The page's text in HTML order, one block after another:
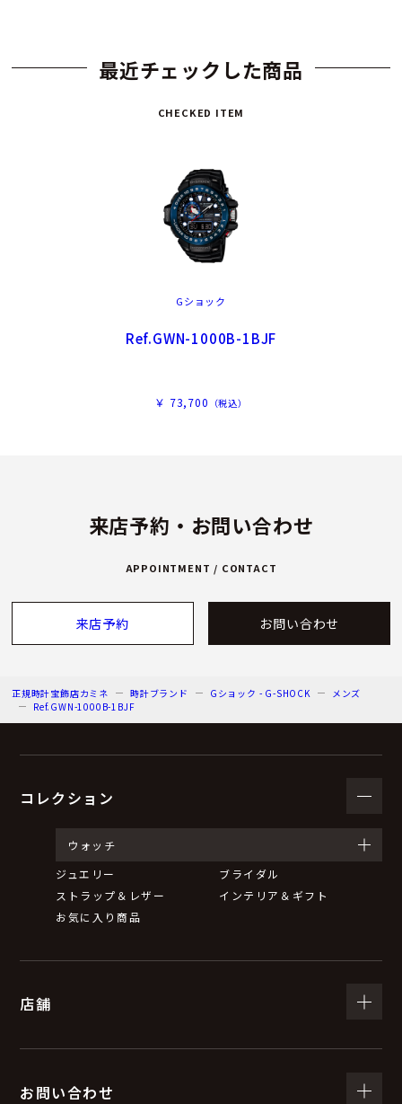
最近チェックした商品
CHECKED ITEM
Gショック
Ref.GWN-1000B-1BJF
￥ 73,700 （税込）
来店予約・お問い合わせ
APPOINTMENT / CONTACT
来店予約 お問い合わせ
正規時計宝飾店カミネ 時計ブランド Gショック - G-SHOCK
メンズ
Ref.GWN-1000B-1BJF
コレクション
ウォッチ
ジュエリー
ブライダル
ストラップ＆レザー
インテリア＆ギフト
お気に入り商品
店舗
お問い合わせ